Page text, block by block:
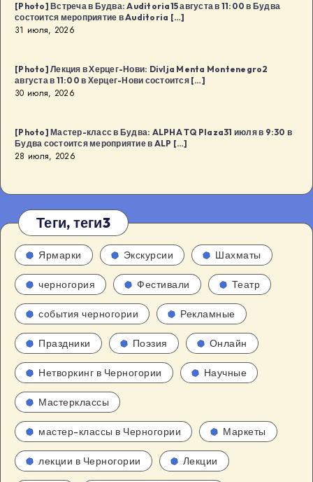
[Photo] Встреча в Будва: Auditoria15 августа в 11:00 в Будва
состоится мероприятие в Auditoria […]
31 июля, 2026
[Photo] Лекция в Херцег-Нови: Divlja Menta Montenegro2
августа в 11:00 в Херцег-Нови состоится […]
30 июля, 2026
[Photo] Мастер-класс в Будва: ALPHA TQ Plaza31 июля в 9:30 в
Будва состоится мероприятие в ALP […]
28 июля, 2026
Теги, теги3
Ярмарки Экскурсии Шахматы
черногория Фестивали Театр
события черногории Рекламные
Праздники Поэзия Онлайн
Нетворкинг в Черногории Научные
Мастерклассы
мастер-классы в Черногории Маркеты
лекции в Черногории Лекции